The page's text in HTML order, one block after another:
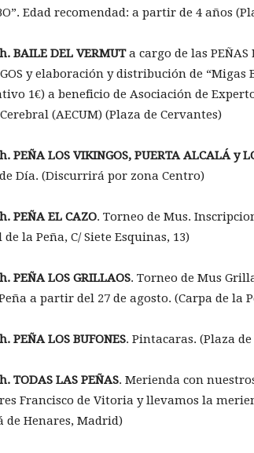
Edad recomendad: a partir de 4 años
BAILE DEL VERMUTa cargo de las PEÑAS
y elaboración y distribución de “Migas
1€) a beneficio de Asociación de
(AECUM) (Plaza de Cervantes)
PEÑA LOS VIKINGOS, PUERTA ALCALÁ y
Día. (Discurrirá por zona Centro)
PEÑA EL CAZO. Torneo de Mus.
de la Peña, C/ Siete Esquinas, 13)
PEÑA LOS GRILLAOS. Torneo de Mus
a partir del 27 de agosto. (Carpa de la
PEÑA LOS BUFONES. Pintacaras. (Plaza
TODAS LAS PEÑAS. Merienda con
Francisco de Vitoria y llevamos la
de Henares, Madrid)